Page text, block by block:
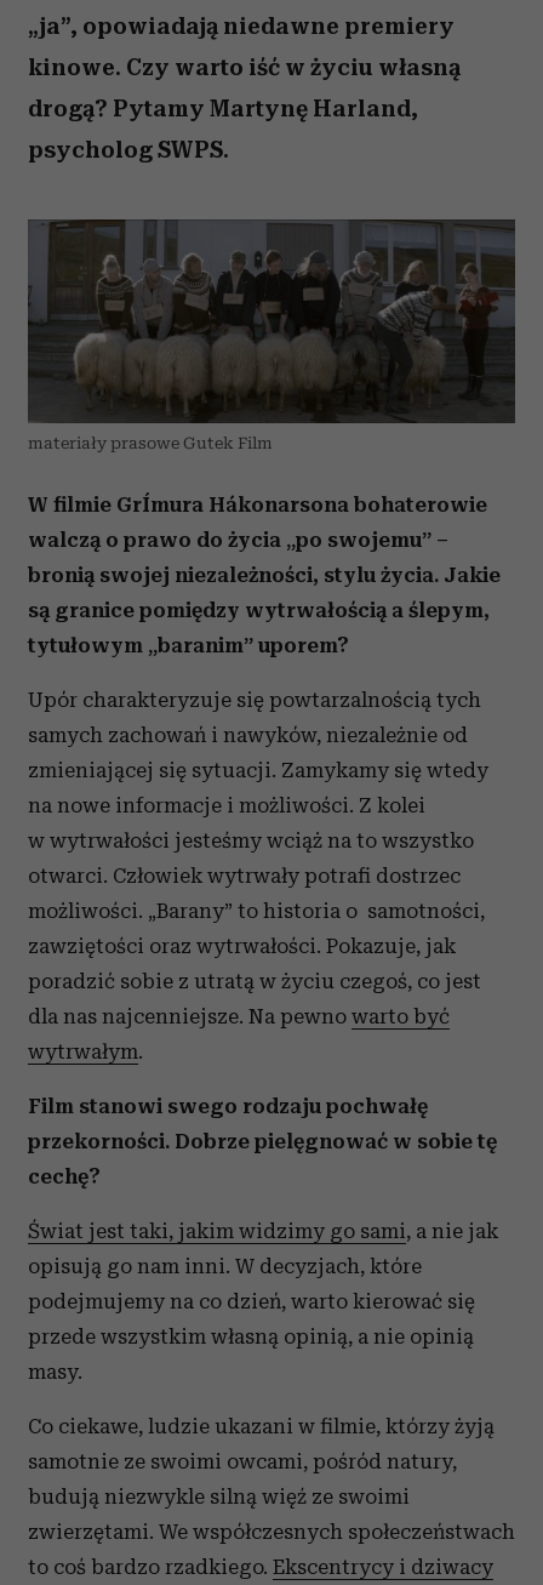
„ja”, opowiadają niedawne premiery
kinowe. Czy warto iść w życiu własną
drogą? Pytamy Martynę Harland,
psycholog SWPS.
materiały prasowe Gutek Film
W filmie GrÍmura Hákonarsona bohaterowie
walczą o prawo do życia „po swojemu” –
bronią swojej niezależności, stylu życia. Jakie
są granice pomiędzy wytrwałością a ślepym,
tytułowym „baranim” uporem?
Upór charakteryzuje się powtarzalnością tych
samych zachowań i nawyków, niezależnie od
zmieniającej się sytuacji. Zamykamy się wtedy
na nowe informacje i możliwości. Z kolei
w wytrwałości jesteśmy wciąż na to wszystko
otwarci. Człowiek wytrwały potrafi dostrzec
możliwości. „Barany” to historia o samotności,
zawziętości oraz wytrwałości. Pokazuje, jak
poradzić sobie z utratą w życiu czegoś, co jest
dla nas najcenniejsze. Na pewno warto być
wytrwałym.
Film stanowi swego rodzaju pochwałę
przekorności. Dobrze pielęgnować w sobie tę
cechę?
Świat jest taki, jakim widzimy go sami, a nie jak
opisują go nam inni. W decyzjach, które
podejmujemy na co dzień, warto kierować się
przede wszystkim własną opinią, a nie opinią
masy.
Co ciekawe, ludzie ukazani w filmie, którzy żyją
samotnie ze swoimi owcami, pośród natury,
budują niezwykle silną więź ze swoimi
zwierzętami. We współczesnych społeczeństwach
to coś bardzo rzadkiego. Ekscentrycy i dziwacy